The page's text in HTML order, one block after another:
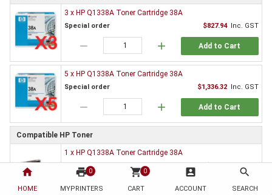
home
HOME
print 0
MYPRINTERS
shopping_cart 0
CART
account_box
ACCOUNT
search
SEARCH
3 x HP Q1338A Toner Cartridge 38A
Special order $827.94 Inc. GST
remove add Add to Cart
5 x HP Q1338A Toner Cartridge 38A
Special order $1,336.32 Inc. GST
remove add Add to Cart
Compatible HP Toner
1 x HP Q1338A Toner Cartridge 38A
InStock $42.44 Inc. GST
remove Add to Cart